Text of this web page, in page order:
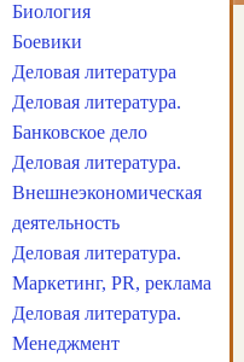
Биология
Боевики
Деловая литература
Деловая литература.
Банковское дело
Деловая литература.
Внешнеэкономическая
деятельность
Деловая литература.
Маркетинг, PR, реклама
Деловая литература.
Менеджмент